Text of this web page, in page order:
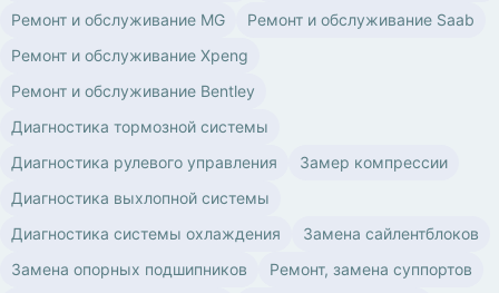
Ремонт и обслуживание MG
Ремонт и обслуживание Saab
Ремонт и обслуживание Xpeng
Ремонт и обслуживание Bentley
Диагностика тормозной системы
Диагностика рулевого управления
Замер компрессии
Диагностика выхлопной системы
Диагностика системы охлаждения
Замена сайлентблоков
Замена опорных подшипников
Ремонт, замена суппортов